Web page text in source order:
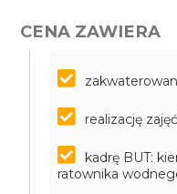
CENA ZAWIERA
realizację
kadrę BUT:
ratownika